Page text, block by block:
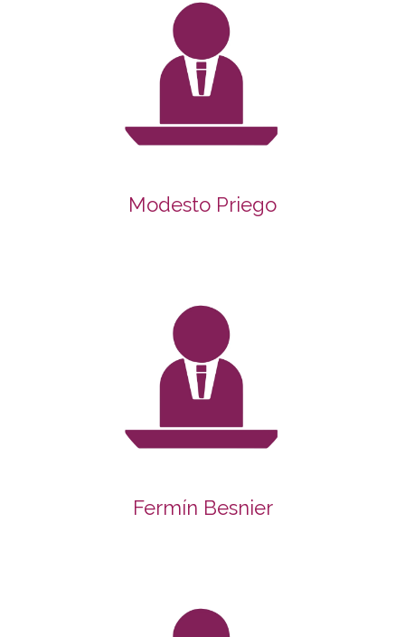
Modesto Priego
Fermín Besnier